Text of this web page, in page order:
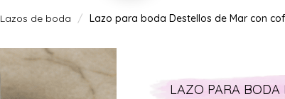
Lazos de boda Lazo para boda Destellos de Mar con
LAZO PARA BODA